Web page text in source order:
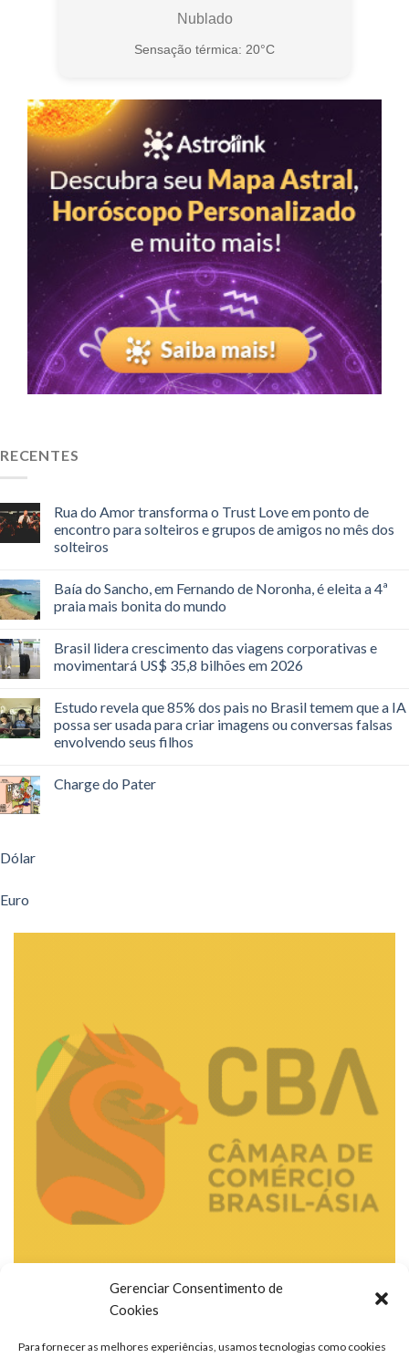
Gerenciar Consentimento de
Cookies
Para fornecer as melhores experiências, usamos tecnologias como cookies
Nublado
Sensação térmica: 20°C
RECENTES
Rua do Amor transforma o Trust Love em ponto de
encontro para solteiros e grupos de amigos no mês dos
solteiros
Baía do Sancho, em Fernando de Noronha, é eleita a 4ª
praia mais bonita do mundo
Brasil lidera crescimento das viagens corporativas e
movimentará US$ 35,8 bilhões em 2026
Estudo revela que 85% dos pais no Brasil temem que a IA
possa ser usada para criar imagens ou conversas falsas
envolvendo seus filhos
Charge do Pater
Dólar
Euro